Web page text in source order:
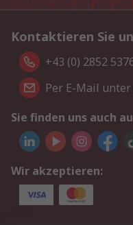
Kontaktieren Sie
+43 (0) 2852
Per E-Mail
Sie finden uns auch
Wir akzeptieren: